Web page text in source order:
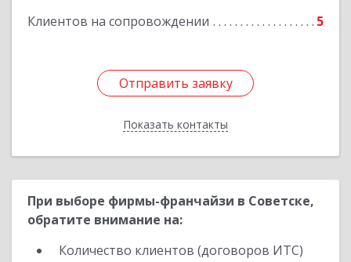
Клиентов на сопровождении 5
Отправить заявку
Показать контакты
Отправить заявку
Назад
При выборе фирмы-франчайзи в Советске,
обратите внимание на:
Количество клиентов (договоров ИТС)